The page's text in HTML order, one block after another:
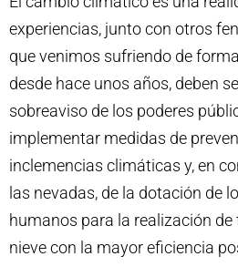
experiencias, junto con otros
que venimos sufriendo de
desde hace unos años, deben
sobreaviso de los poderes
implementar medidas de
inclemencias climáticas y, en
las nevadas, de la dotación de
humanos para la realización
nieve con la mayor eficiencia